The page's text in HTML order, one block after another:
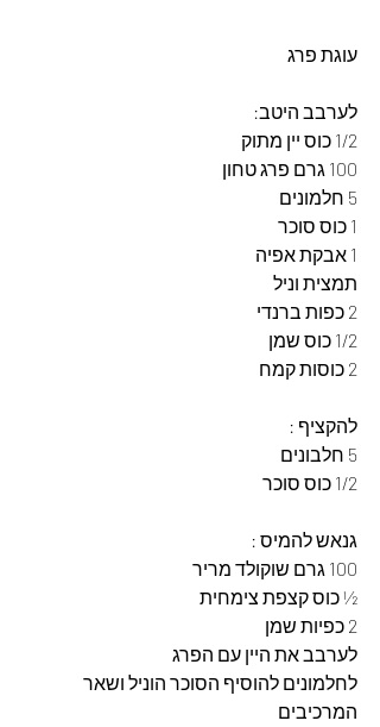
עוגת פרג
לערבב היטב:
1/2 כוס יין מתוק
100 גרם פרג טחון
5 חלמונים
1 כוס סוכר
1 אבקת אפיה
תמצית וניל
2 כפות ברנדי
1/2 כוס שמן
2 כוסות קמח
להקציף :
5 חלבונים
1/2 כוס סוכר
גנאש להמיס :
100 גרם שוקולד מריר
½ כוס קצפת צימחית
2 כפיות שמן
לערבב את היין עם הפרג
לחלמונים להוסיף הסוכר הוניל ושאר
המרכיבים